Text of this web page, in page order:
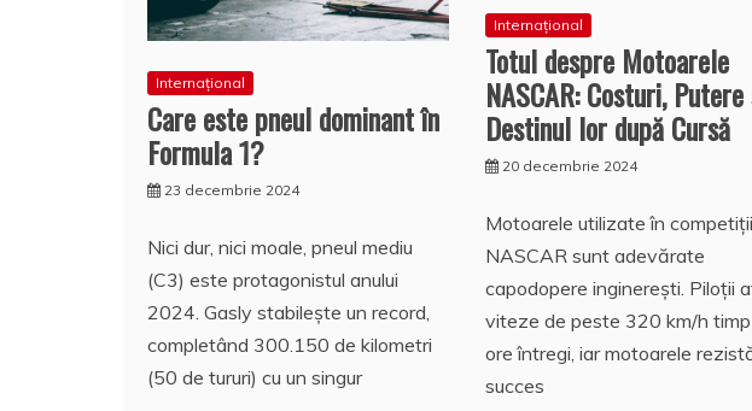
Internațional
Care este pneul dominant în
Formula 1?
23 decembrie 2024
Nici dur, nici moale, pneul mediu
(C3) este protagonistul anului
2024. Gasly stabilește un record,
completând 300.150 de kilometri
(50 de tururi) cu un singur
Internațional
Totul despre Motoarele
NASCAR: Costuri,
Destinul lor după Cursă
20 decembrie 2024
Motoarele utilizate în
NASCAR sunt adevărate
capodopere inginerești. Piloții
viteze de peste 320 km/h
ore întregi, iar motoarele
succes